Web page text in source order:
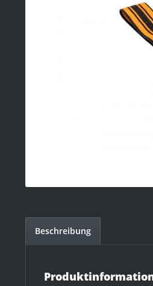
Beschreibung